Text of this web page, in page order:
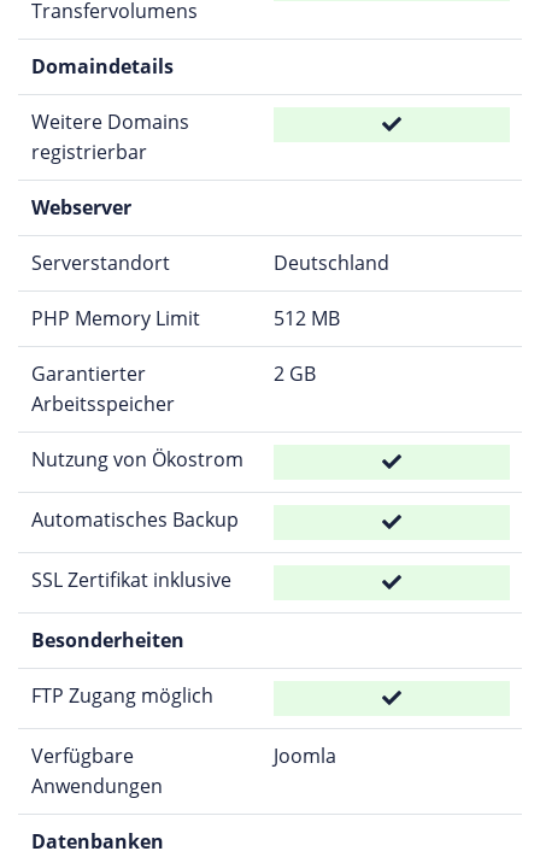
Transfervolumens
Domaindetails
Weitere Domains
registrierbar
Webserver
Serverstandort Deutschland
PHP Memory Limit 512 MB
Garantierter
Arbeitsspeicher
2 GB
Nutzung von Ökostrom
Automatisches Backup
SSL Zertifikat inklusive
Besonderheiten
FTP Zugang möglich
Verfügbare
Anwendungen
Joomla
Datenbanken